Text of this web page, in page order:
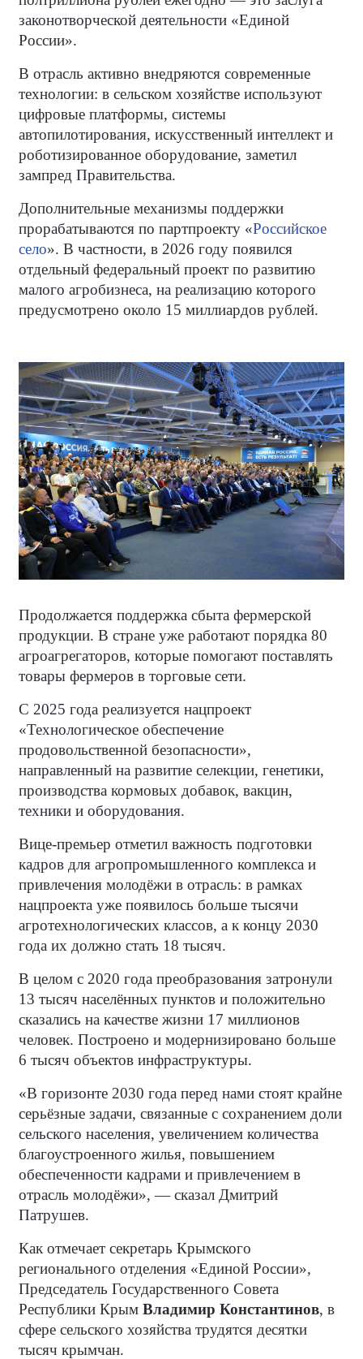
законотворческой деятельности «Единой
России».
В отрасль активно внедряются современные
технологии: в сельском хозяйстве используют
цифровые платформы, системы
автопилотирования, искусственный интеллект и
роботизированное оборудование, заметил
зампред Правительства.
Дополнительные механизмы поддержки
прорабатываются по партпроекту «Российское
село». В частности, в 2026 году появился
отдельный федеральный проект по развитию
малого агробизнеса, на реализацию которого
предусмотрено около 15 миллиардов рублей.
Продолжается поддержка сбыта фермерской
продукции. В стране уже работают порядка 80
агроагрегаторов, которые помогают поставлять
товары фермеров в торговые сети.
С 2025 года реализуется нацпроект
«Технологическое обеспечение
продовольственной безопасности»,
направленный на развитие селекции, генетики,
производства кормовых добавок, вакцин,
техники и оборудования.
Вице-премьер отметил важность подготовки
кадров для агропромышленного комплекса и
привлечения молодёжи в отрасль: в рамках
нацпроекта уже появилось больше тысячи
агротехнологических классов, а к концу 2030
года их должно стать 18 тысяч.
В целом с 2020 года преобразования затронули
13 тысяч населённых пунктов и положительно
сказались на качестве жизни 17 миллионов
человек. Построено и модернизировано больше
6 тысяч объектов инфраструктуры.
«В горизонте 2030 года перед нами стоят крайне
серьёзные задачи, связанные с сохранением доли
сельского населения, увеличением количества
благоустроенного жилья, повышением
обеспеченности кадрами и привлечением в
отрасль молодёжи», — сказал Дмитрий
Патрушев.
Как отмечает секретарь Крымского
регионального отделения «Единой России»,
Председатель Государственного Совета
Республики Крым Владимир Константинов, в
сфере сельского хозяйства трудятся десятки
тысяч крымчан.